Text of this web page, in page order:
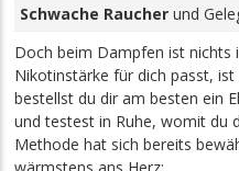
Schwache Raucher und
Doch beim Dampfen ist nichts
Nikotinstärke für dich passt, ist
bestellst du dir am besten ein
und testest in Ruhe, womit du
Methode hat sich bereits
wärmstens ans Herz: